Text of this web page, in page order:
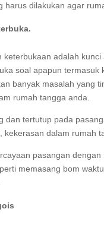
harus dilakukan agar
keterbukaan adalah
soal apapun
banyak masalah yang
rumah tangga anda.
dan tertutup pada
kekerasan dalam rumah
pasangan
memasang bom